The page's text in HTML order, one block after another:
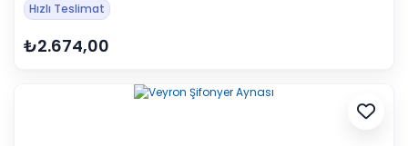
Hızlı Teslimat
₺2.674,00